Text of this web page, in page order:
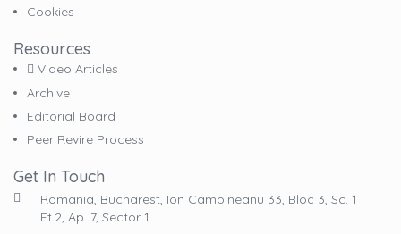
Cookies
Resources
Video Articles
Archive
Editorial Board
Peer Revire Process
Get In Touch
Romania, Bucharest, Ion Campineanu 33, Bloc 3, Sc. 1
Et.2, Ap. 7, Sector 1